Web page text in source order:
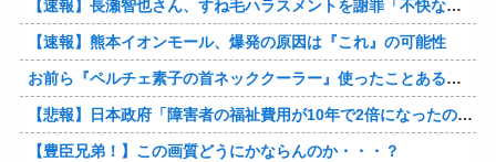
【速報】長瀬智也さん、すね毛ハラスメントを謝罪「不快な思いをさせて申し訳ありませんでした」
【速報】熊本イオンモール、爆発の原因は『これ』の可能性
お前ら『ペルチェ素子の首ネッククーラー』使ったことあるか？
【悲報】日本政府「障害者の福祉費用が10年で2倍になったので抑制します」
【豊臣兄弟！】この画質どうにかならんのか・・・？